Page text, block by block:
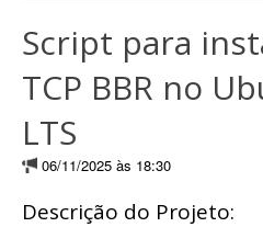
Script para
TCP BBR no
LTS
06/11/2025 às 18:30
Descrição do Projeto: